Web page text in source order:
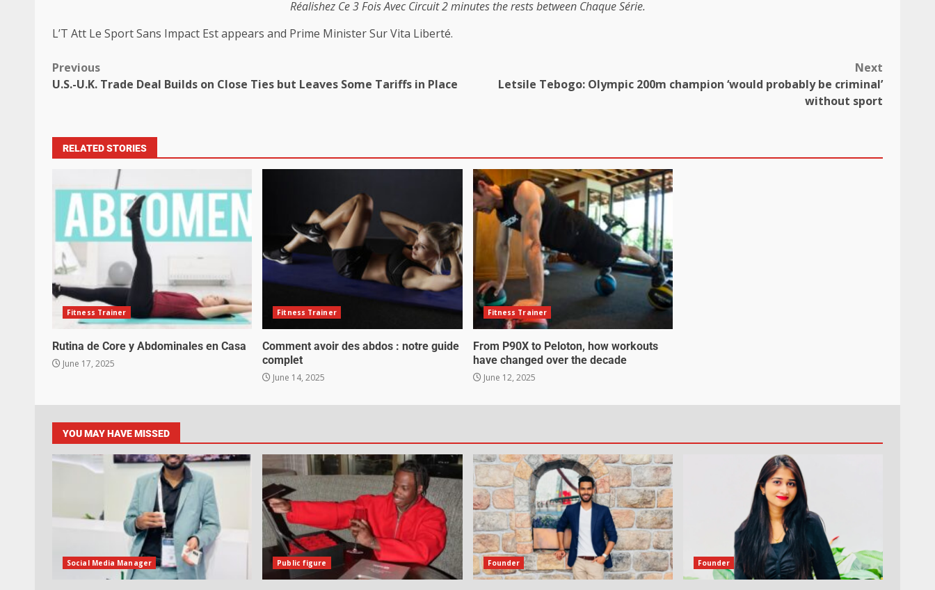
Réalishez Ce 3 Fois Avec Circuit 2 minutes the rests between Chaque Série.
L’T Att Le Sport Sans Impact Est appears and Prime Minister Sur Vita Liberté.
Previous
U.S.-U.K. Trade Deal Builds on Close Ties but Leaves Some Tariffs in Place
Next
Letsile Tebogo: Olympic 200m champion ‘would probably be criminal’
without sport
RELATED STORIES
Fitness Trainer
Rutina de Core y Abdominales en Casa
June 17, 2025
Fitness Trainer
Comment avoir des abdos : notre guide
complet
June 14, 2025
Fitness Trainer
From P90X to Peloton, how workouts
have changed over the decade
June 12, 2025
YOU MAY HAVE MISSED
Social Media Manager Public figure Founder Founder